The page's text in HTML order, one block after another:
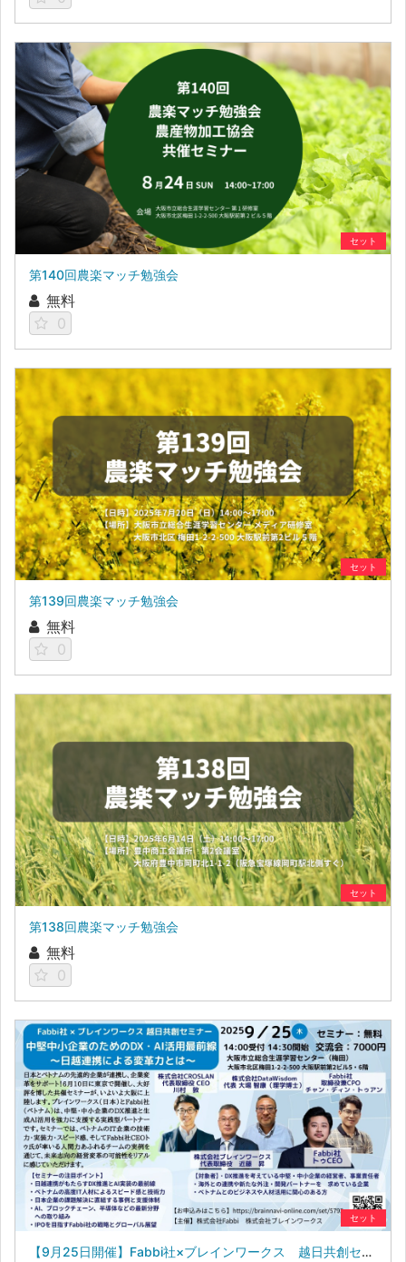
セット
第140回農楽マッチ勉強会
無料
0
セット
第139回農楽マッチ勉強会
無料
0
セット
第138回農楽マッチ勉強会
無料
0
セット
【9月25日開催】Fabbi社×ブレインワークス 越日共創セミナー